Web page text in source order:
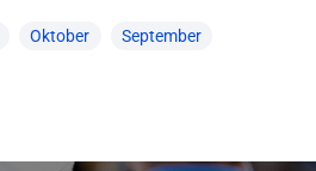
Oktober September